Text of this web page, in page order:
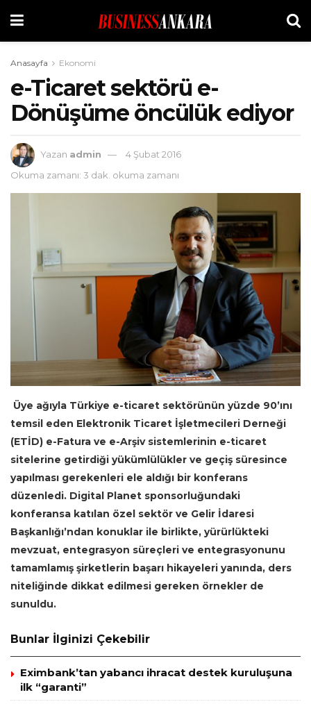
Anasayfa Ekonomi
e-Ticaret sektörü e-
Dönüşüme öncülük ediyor
Yazan admin
4 Şubat 2016
Okuma zamanı: 3 dak. okuma zamanı
Üye ağıyla Türkiye e-ticaret sektörünün yüzde 90’ını
temsil eden Elektronik Ticaret İşletmecileri Derneği
(ETİD) e-Fatura ve e-Arşiv sistemlerinin e-ticaret
sitelerine getirdiği yükümlülükler ve geçiş süresince
yapılması gerekenleri ele aldığı bir konferans
düzenledi. Digital Planet sponsorluğundaki
konferansa katılan özel sektör ve Gelir İdaresi
Başkanlığı’ndan konuklar ile birlikte, yürürlükteki
mevzuat, entegrasyon süreçleri ve entegrasyonunu
tamamlamış şirketlerin başarı hikayeleri yanında, ders
niteliğinde dikkat edilmesi gereken örnekler de
sunuldu.
Bunlar İlginizi Çekebilir
Eximbank’tan yabancı ihracat destek kuruluşuna
ilk “garanti”